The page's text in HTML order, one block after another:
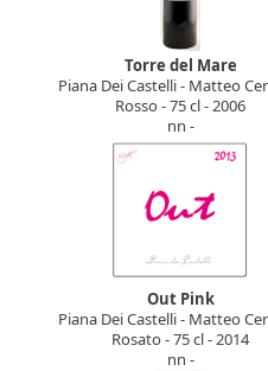
Torre del Mare
Piana Dei Castelli - Matteo
Rosso - 75 cl - 2006
nn -
Out Pink
Piana Dei Castelli - Matteo
Rosato - 75 cl - 2014
nn -